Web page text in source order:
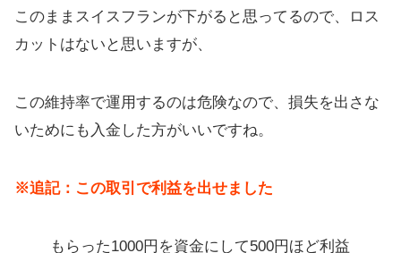
このままスイスフランが下がると思ってるので、ロス
カットはないと思いますが、
この維持率で運用するのは危険なので、損失を出さな
いためにも入金した方がいいですね。
※追記：この取引で利益を出せました
もらった1000円を資金にして500円ほど利益